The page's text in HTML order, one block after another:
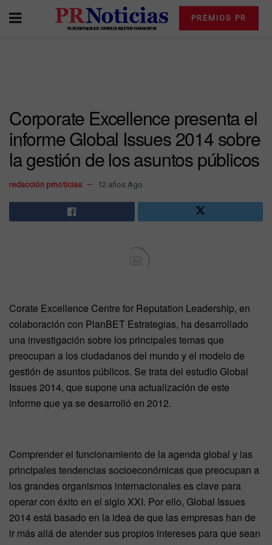
PREMIOS PR
Corporate Excellence presenta el
informe Global Issues 2014 sobre
la gestión de los asuntos públicos
redacción prnoticias 12 años Ago
Ad
Corate Excellence Centre for Reputation Leadership, en
colaboración con PlanBET Estrategias, ha desarrollado
una investigación sobre los principales temas que
preocupan a los ciudadanos del mundo y el modelo de
gestión de asuntos públicos. Se trata del estudio Global
Issues 2014, que supone una actualización de este
informe que ya se desarrolló en 2012.
Comprender el funcionamiento de la agenda global y las
principales tendencias socioeconómicas que preocupan a
los grandes organismos internacionales es clave para
operar con éxito en el siglo XXI. Por ello, Global Issues
2014 está basado en la idea de que las empresas han de
ir más allá de atender sus propios intereses para que sean